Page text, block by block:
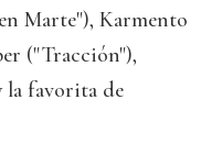
Marte"), Karmento
("Tracción"),
la favorita de